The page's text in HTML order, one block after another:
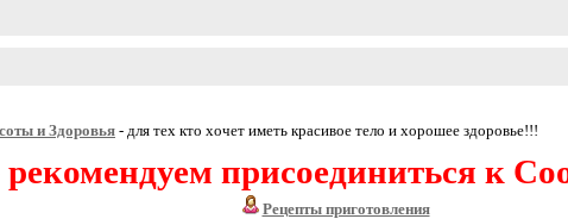
и Здоровья - для тех кто хочет иметь красивое тело и хорошее здоровье!!!
присоединиться к
Рецепты приготовления